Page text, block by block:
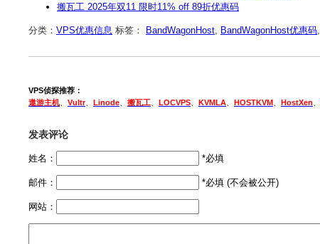
搬瓦工 2025年双11 限时11% off 89折优惠码
分类： VPS优惠信息 标签： BandWagonHost BandWagonHost优惠码
VPS侦探推荐：
遨游主机
Vultr、 Linode 搬瓦工 LOCVPS KVMLA HOSTKVM HostXen
发表评论
姓名： *必填
邮件： *必填 (不会被公开)
网站：